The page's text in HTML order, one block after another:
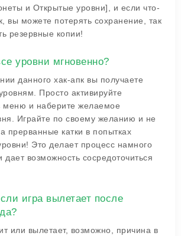
и Открытые уровни], и если что-
вы можете потерять сохранение, так
резервные копии!
уровни мгновенно?
данного хак-апк вы получаете
Просто активируйте
и наберите желаемое
Играйте по своему желанию и не
прерванные катки в попытках
Это делает процесс намного
дает возможность сосредоточиться
игра вылетает после
или вылетает, возможно, причина в